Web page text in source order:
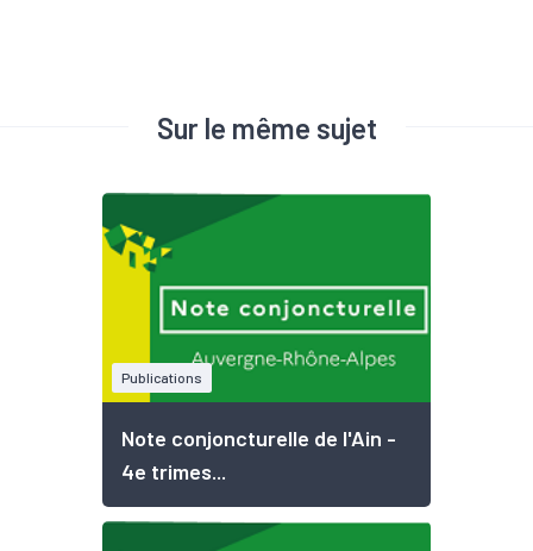
Sur le même sujet
Publications
Note conjoncturelle de l'Ain -
4e trimes...